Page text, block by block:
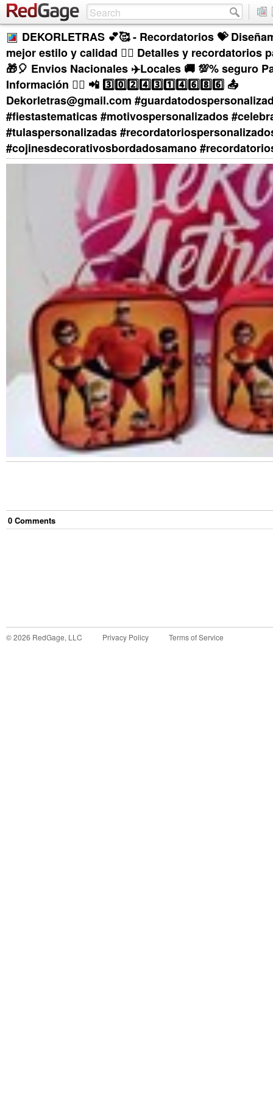
DEKORLETRAS 💕🥰 - Recordatorios 💝
mejor estilo y calidad 👌🏻 Detalles y recordatorios
🎁🎈 Envios Nacionales ✈️Locales 🚚 💯% seguro
Información 👉🏻 📲 3️⃣0️⃣2️⃣4️⃣3️⃣1️⃣4️⃣6️⃣8️⃣6️⃣ 📤
Dekorletras@gmail.com
#fiestastematicas #motivospersonalizados
#tulaspersonalizadas
#cojinesdecorativosbordadosamano
0 Comments
©2026 RedGage, LLC Privacy Policy Terms of Service